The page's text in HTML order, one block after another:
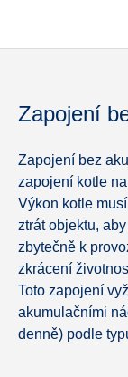
Zapojení
Zapojení bez
zapojení kotle
Výkon kotle
ztrát objektu,
zbytečně k
zkrácení
Toto zapojení
akumulačními
denně) podle